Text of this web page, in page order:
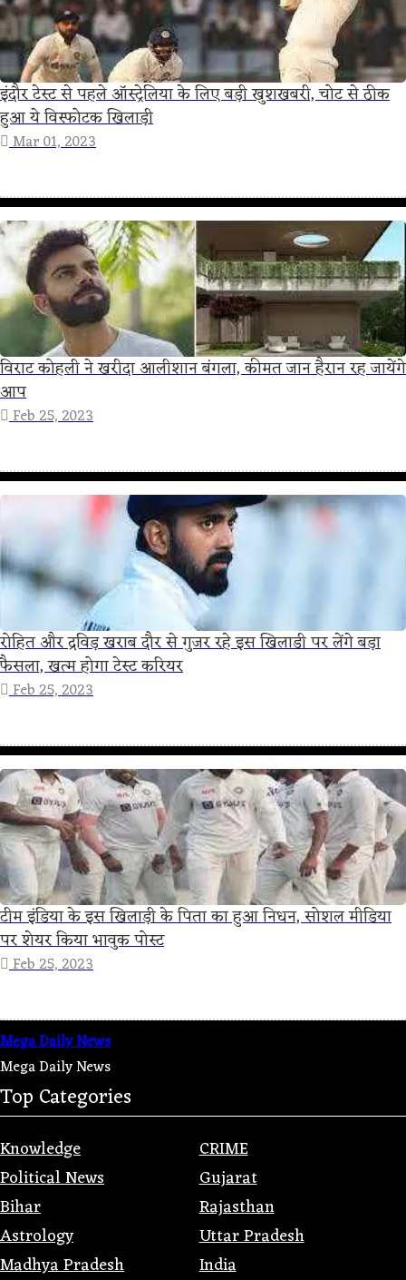
इंदौर टेस्ट से पहले ऑस्ट्रेलिया के लिए बड़ी खुशखबरी, चोट से ठीक
हुआ ये विस्फोटक खिलाड़ी
Mar 01, 2023
विराट कोहली ने खरीदा आलीशान बंगला, कीमत जान हैरान रह जायेंगे
आप
Feb 25, 2023
रोहित और द्रविड़ खराब दौर से गुजर रहे इस खिलाडी पर लेंगे बड़ा
फैसला, खत्म होगा टेस्ट करियर
Feb 25, 2023
टीम इंडिया के इस खिलाड़ी के पिता का हुआ निधन, सोशल मीडिया
पर शेयर किया भावुक पोस्ट
Feb 25, 2023
Mega Daily News
Mega Daily News
Top Categories
Knowledge
CRIME
Political News
Gujarat
Bihar
Rajasthan
Astrology
Uttar Pradesh
Madhya Pradesh
India